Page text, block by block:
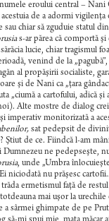
eroului central – Nani
de a adormi
sau chiar să zguduie statul
s-ar părea că comportă
lucie, chiar tragismul
venind de la „pagubă”,
al propăşirii socialiste,
şi de Nani ca „ţara
„ciumă a cartofului, adică şi
Alte mostre de dialog
imperativ monitorizată a
sat pedepsit de
Ştiut de ce. Fiindcă l-am
Dumnezeu ne pedepseşte,
, unde „Umbra
niciodată nu prăşesc
trăda ermetismul faţă de
mai uşor la
a sârmei ghimpate de pe